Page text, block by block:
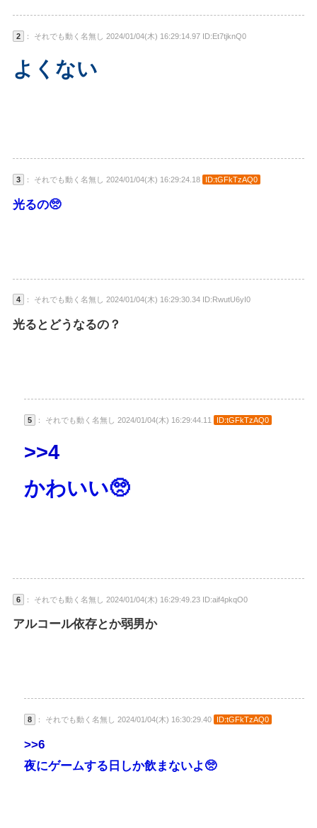
2 ： それでも動く名無し 2024/01/04(木) 16:29:14.97 ID:Et7tjknQ0
よくない
3 ： それでも動く名無し 2024/01/04(木) 16:29:24.18 ID:tGFkTzAQ0
光るの🥺
4 ： それでも動く名無し 2024/01/04(木) 16:29:30.34 ID:RwutU6yI0
光るとどうなるの？
5 ： それでも動く名無し 2024/01/04(木) 16:29:44.11 ID:tGFkTzAQ0
>>4
かわいい🥺
6 ： それでも動く名無し 2024/01/04(木) 16:29:49.23 ID:aif4pkqO0
アルコール依存とか弱男か
8 ： それでも動く名無し 2024/01/04(木) 16:30:29.40 ID:tGFkTzAQ0
>>6
夜にゲームする日しか飲まないよ🥺